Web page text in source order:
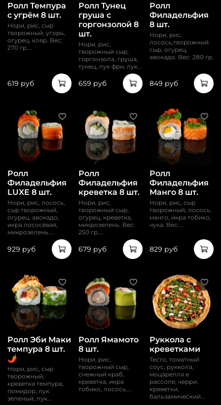
Ролл Темпура
с угрём 8 шт.
Нори, рис, сыр
творожный, угорь,
огурец, кляр. Вес:
270 гр....
619 руб
Ролл Тунец
груша с
горгонзолой 8
шт.
Нори, рис,
творожный сыр,
горгонзола, груша,
тунец, лук фри, лук...
659 руб
Ролл
Филадельфия
8 шт.
Нори, рис,
лосось,творожный
сыр, огурец,
авокадо. Вес: 280 гр.
849 руб
Ролл
Филадельфия
LUXE 8 шт.
Нори, рис, лосось,
сыр творожный,
огурец, авокадо,
икра лососёвая,
микрозелень....
929 руб
Ролл
Филадельфия
креветка 8 шт.
Нори, рис,
творожный сыр,
огурец, креветка,
микрозелень. Вес:
250 гр....
679 руб
Ролл
Филадельфия
Манго 8 шт.
Нори, рис, сыр
творожный, лосось,
манго, икра тобико,
чука. Вес:...
829 руб
Ролл Эби Маки
темпура 8 шт.
🌶️
Нори, рис, сыр
творожный,
креветка темпура,
помидор, лук
зеленый, лук...
Ролл Ямамото
8 шт.
Нори, рис,
творожный сыр,
снежный краб,
креветка, икра
тобико, лосось,...
Руккола с
креветками
Тесто, томатный
соус, руккола,
моцарелла в
рассоле, черри,
креветки,
бальзамический...